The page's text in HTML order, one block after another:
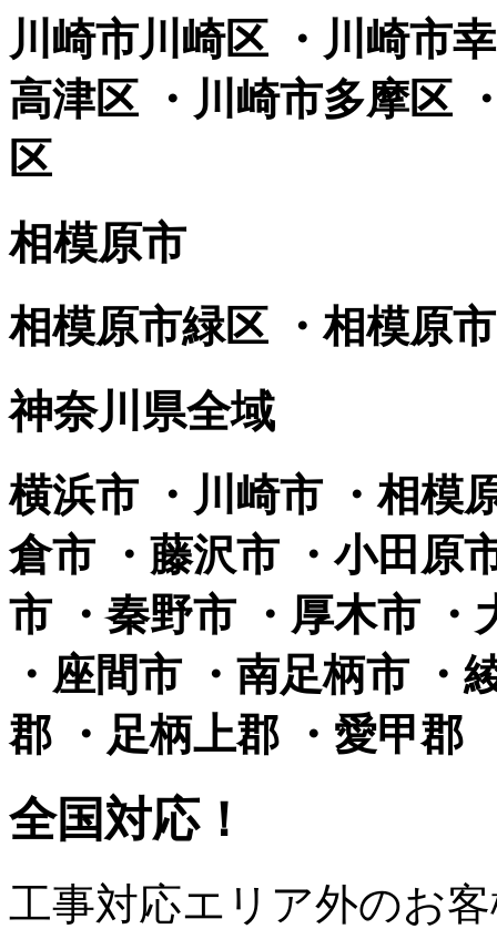
川崎市川崎区 ・川崎市
高津区 ・川崎市多摩区
区
相模原市
相模原市緑区 ・相模原
神奈川県全域
横浜市 ・川崎市 ・相模
倉市 ・藤沢市 ・小田原
市 ・秦野市 ・厚木市 ・
・座間市 ・南足柄市 ・
郡 ・足柄上郡 ・愛甲郡
全国対応！
工事対応エリア外のお